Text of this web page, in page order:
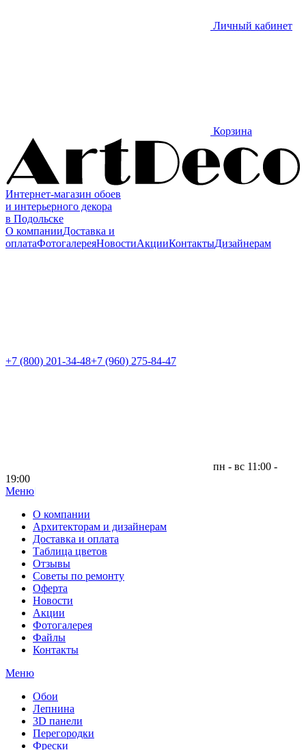
Личный кабинет
Корзина
Интернет-магазин обоев
и интерьерного декора
в Подольске
О компанииДоставка и
оплатаФотогалереяНовостиАкцииКонтактыДизайнерам
+7 (800) 201-34-48+7 (960) 275-84-47
пн - вс 11:00 -
19:00
Меню|
О компании
Архитекторам и дизайнерам
Доставка и оплата
Таблица цветов
Отзывы
Советы по ремонту
Оферта
Новости
Акции
Фотогалерея
Файлы
Контакты
Меню
Обои
Лепнина
3D панели
Перегородки
Фрески